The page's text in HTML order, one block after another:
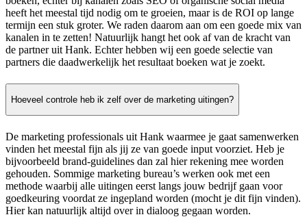
heeft het meestal tijd nodig om te groeien, maar is de ROI op lange
termijn een stuk groter. We raden daarom aan om een goede mix van
kanalen in te zetten! Natuurlijk hangt het ook af van de kracht van
de partner uit Hank. Echter hebben wij een goede selectie van
partners die daadwerkelijk het resultaat boeken wat je zoekt.
Hoeveel controle heb ik zelf over de marketing uitingen?
De marketing professionals uit Hank waarmee je gaat samenwerken
vinden het meestal fijn als jij ze van goede input voorziet. Heb je
bijvoorbeeld brand-guidelines dan zal hier rekening mee worden
gehouden. Sommige marketing bureau’s werken ook met een
methode waarbij alle uitingen eerst langs jouw bedrijf gaan voor
goedkeuring voordat ze ingepland worden (mocht je dit fijn vinden).
Hier kan natuurlijk altijd over in dialoog gegaan worden.